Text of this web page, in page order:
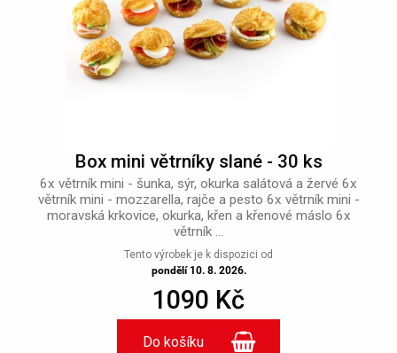
Box mini větrníky slané - 30 ks
6x větrník mini - šunka, sýr, okurka salátová a žervé 6x
větrník mini - mozzarella, rajče a pesto 6x větrník mini -
moravská krkovice, okurka, křen a křenové máslo 6x
větrník ...
Tento výrobek je k dispozici od
pondělí 10. 8. 2026.
1090 Kč